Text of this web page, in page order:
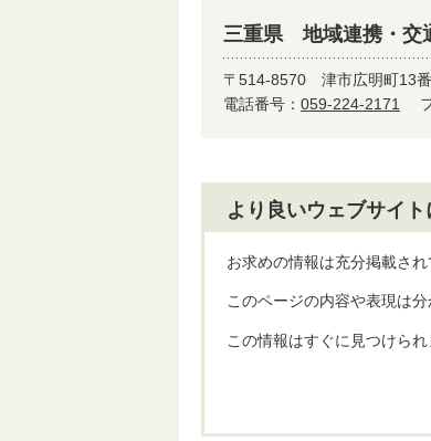
三重県 地域連携・
〒514-8570 津市広明町13
電話番号： 059-224-2171
より良いウェブサイ
お求めの情報は充分掲載さ
このページの内容や表現は
この情報はすぐに見つけられ